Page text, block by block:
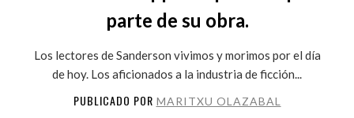
parte de su obra.
Los lectores de Sanderson vivimos y morimos por el día
de hoy. Los aficionados a la industria de ficción...
PUBLICADO POR MARITXU OLAZABAL